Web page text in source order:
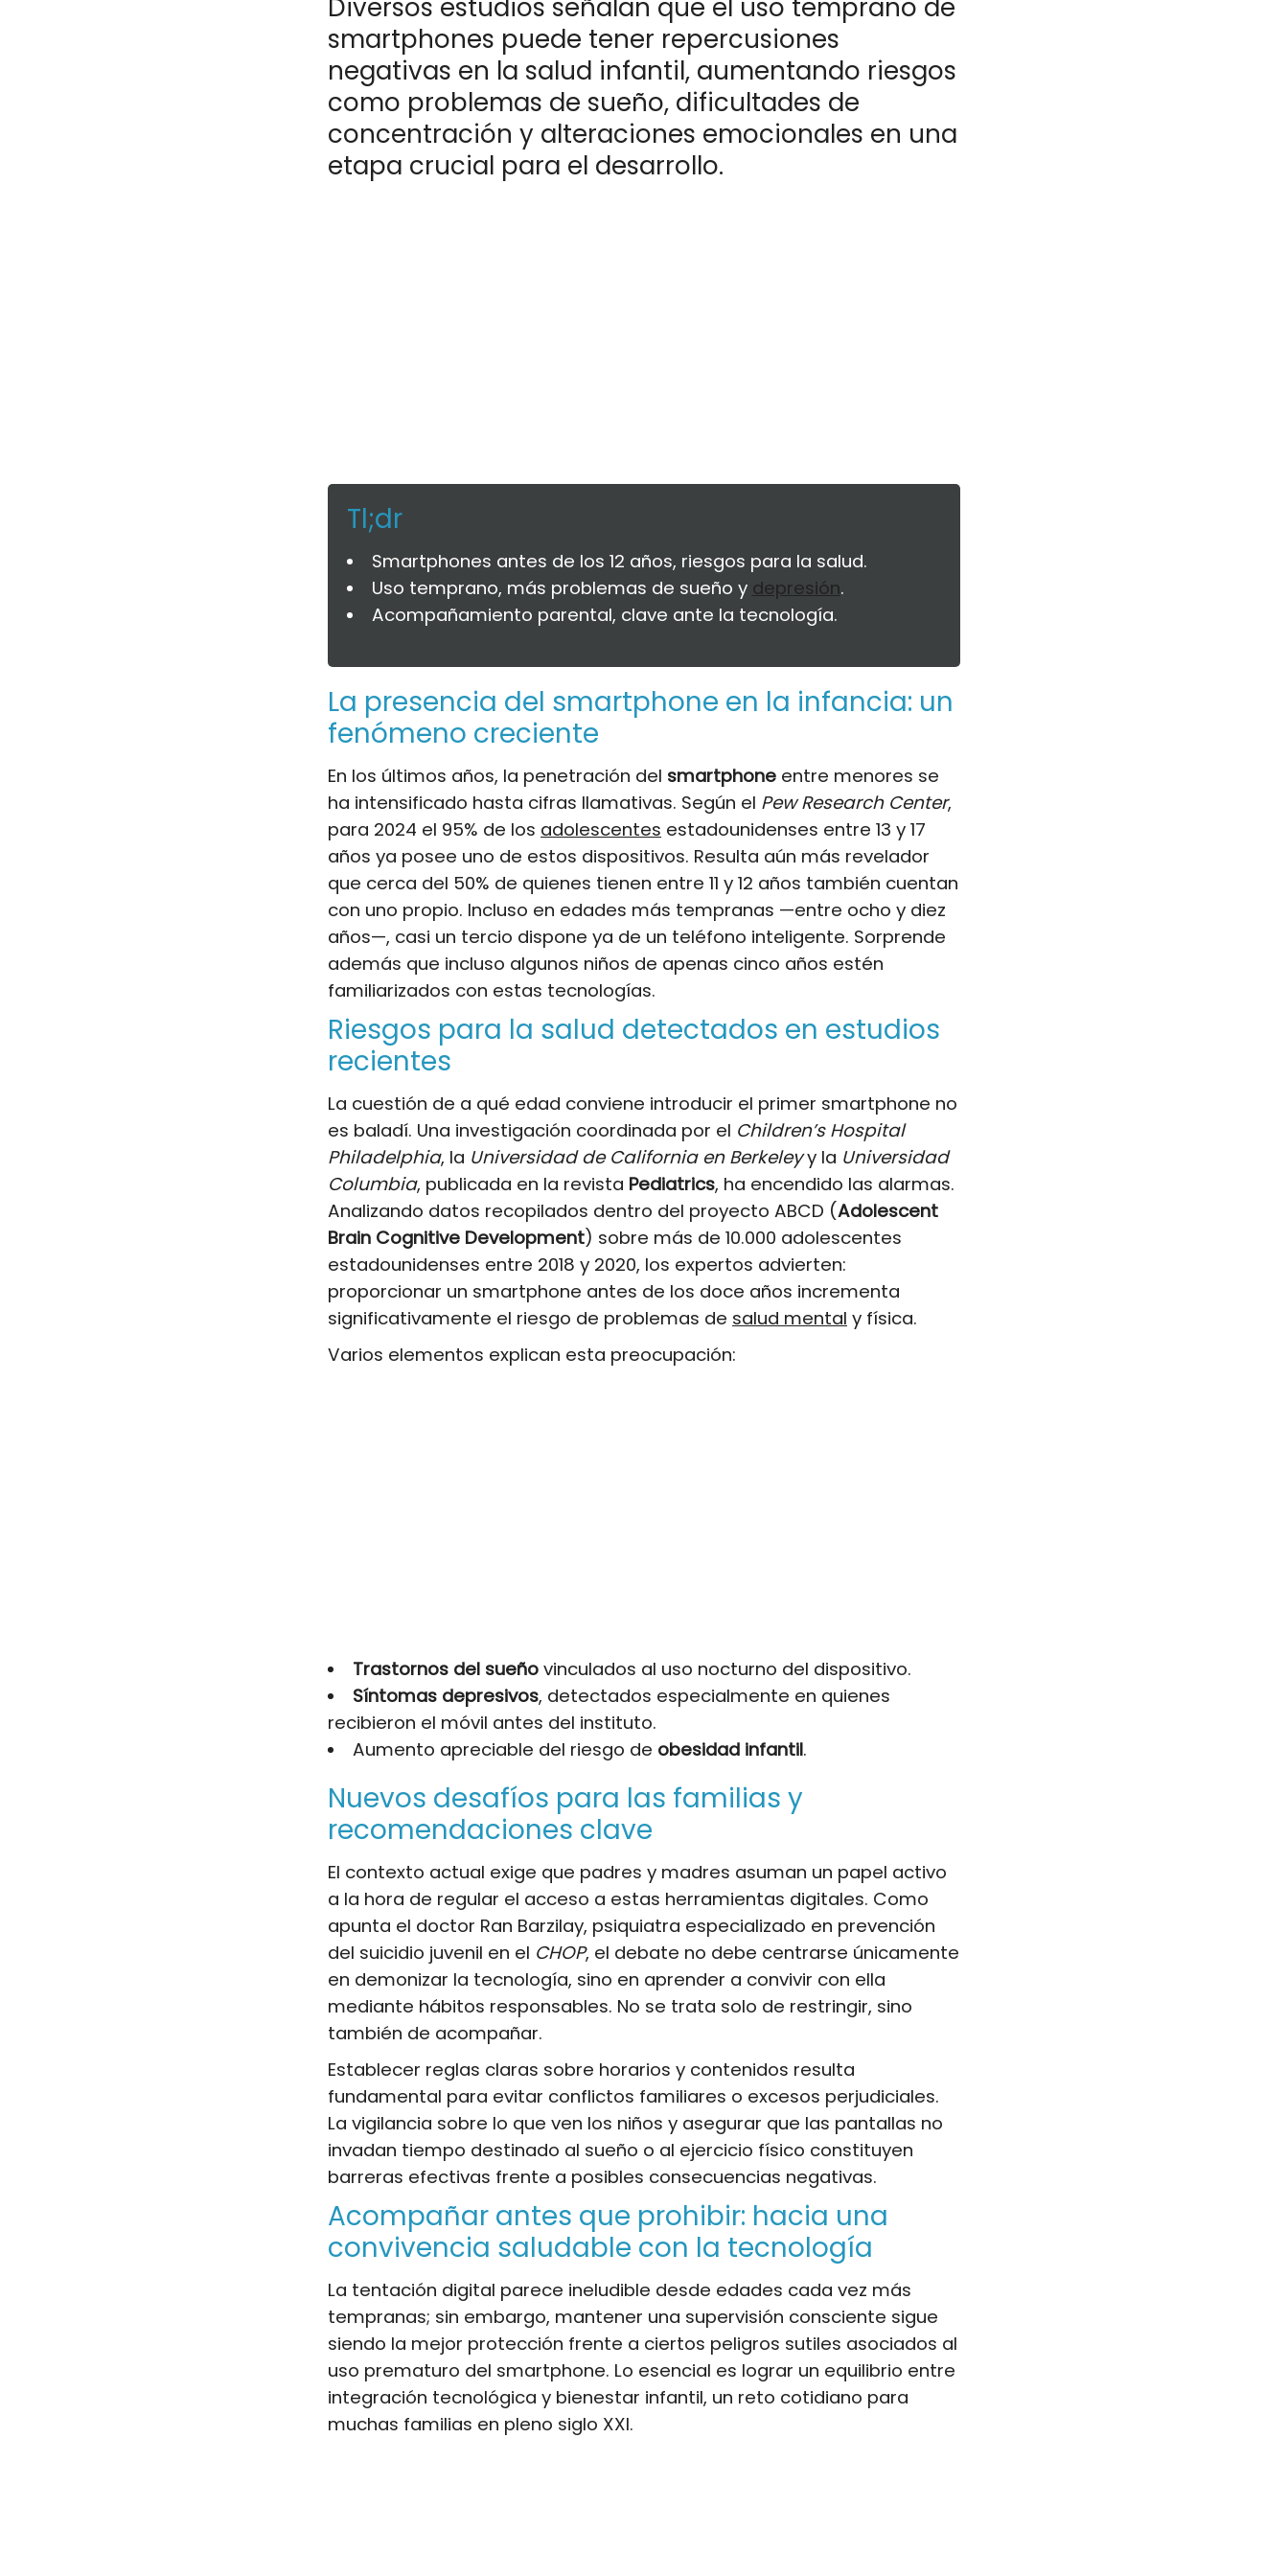
Diversos estudios señalan que el uso temprano de
smartphones puede tener repercusiones
negativas en la salud infantil, aumentando riesgos
como problemas de sueño, dificultades de
concentración y alteraciones emocionales en una
etapa crucial para el desarrollo.
Tl;dr
Smartphones antes de los 12 años, riesgos para la salud.
Uso temprano, más problemas de sueño y depresión.
Acompañamiento parental, clave ante la tecnología.
La presencia del smartphone en la infancia: un
fenómeno creciente
En los últimos años, la penetración del smartphone entre menores se
ha intensificado hasta cifras llamativas. Según el Pew Research Center,
para 2024 el 95% de los adolescentes estadounidenses entre 13 y 17
años ya posee uno de estos dispositivos. Resulta aún más revelador
que cerca del 50% de quienes tienen entre 11 y 12 años también cuentan
con uno propio. Incluso en edades más tempranas —entre ocho y diez
años—, casi un tercio dispone ya de un teléfono inteligente. Sorprende
además que incluso algunos niños de apenas cinco años estén
familiarizados con estas tecnologías.
Riesgos para la salud detectados en estudios
recientes
La cuestión de a qué edad conviene introducir el primer smartphone no
es baladí. Una investigación coordinada por el Children’s Hospital
Philadelphia, la Universidad de California en Berkeleyy la Universidad
Columbia, publicada en la revista Pediatrics, ha encendido las alarmas.
Analizando datos recopilados dentro del proyecto ABCD (Adolescent
Brain Cognitive Development) sobre más de 10.000 adolescentes
estadounidenses entre 2018 y 2020, los expertos advierten:
proporcionar un smartphone antes de los doce años incrementa
significativamente el riesgo de problemas de salud mental y física.
Varios elementos explican esta preocupación:
Trastornos del sueñovinculados al uso nocturno del dispositivo.
Síntomas depresivos, detectados especialmente en quienes
recibieron el móvil antes del instituto.
Aumento apreciable del riesgo de obesidad infantil.
Nuevos desafíos para las familias y
recomendaciones clave
El contexto actual exige que padres y madres asuman un papel activo
a la hora de regular el acceso a estas herramientas digitales. Como
apunta el doctor Ran Barzilay, psiquiatra especializado en prevención
del suicidio juvenil en el CHOP, el debate no debe centrarse únicamente
en demonizar la tecnología, sino en aprender a convivir con ella
mediante hábitos responsables. No se trata solo de restringir, sino
también de acompañar.
Establecer reglas claras sobre horarios y contenidos resulta
fundamental para evitar conflictos familiares o excesos perjudiciales.
La vigilancia sobre lo que ven los niños y asegurar que las pantallas no
invadan tiempo destinado al sueño o al ejercicio físico constituyen
barreras efectivas frente a posibles consecuencias negativas.
Acompañar antes que prohibir: hacia una
convivencia saludable con la tecnología
La tentación digital parece ineludible desde edades cada vez más
tempranas; sin embargo, mantener una supervisión consciente sigue
siendo la mejor protección frente a ciertos peligros sutiles asociados al
uso prematuro del smartphone. Lo esencial es lograr un equilibrio entre
integración tecnológica y bienestar infantil, un reto cotidiano para
muchas familias en pleno siglo XXI.